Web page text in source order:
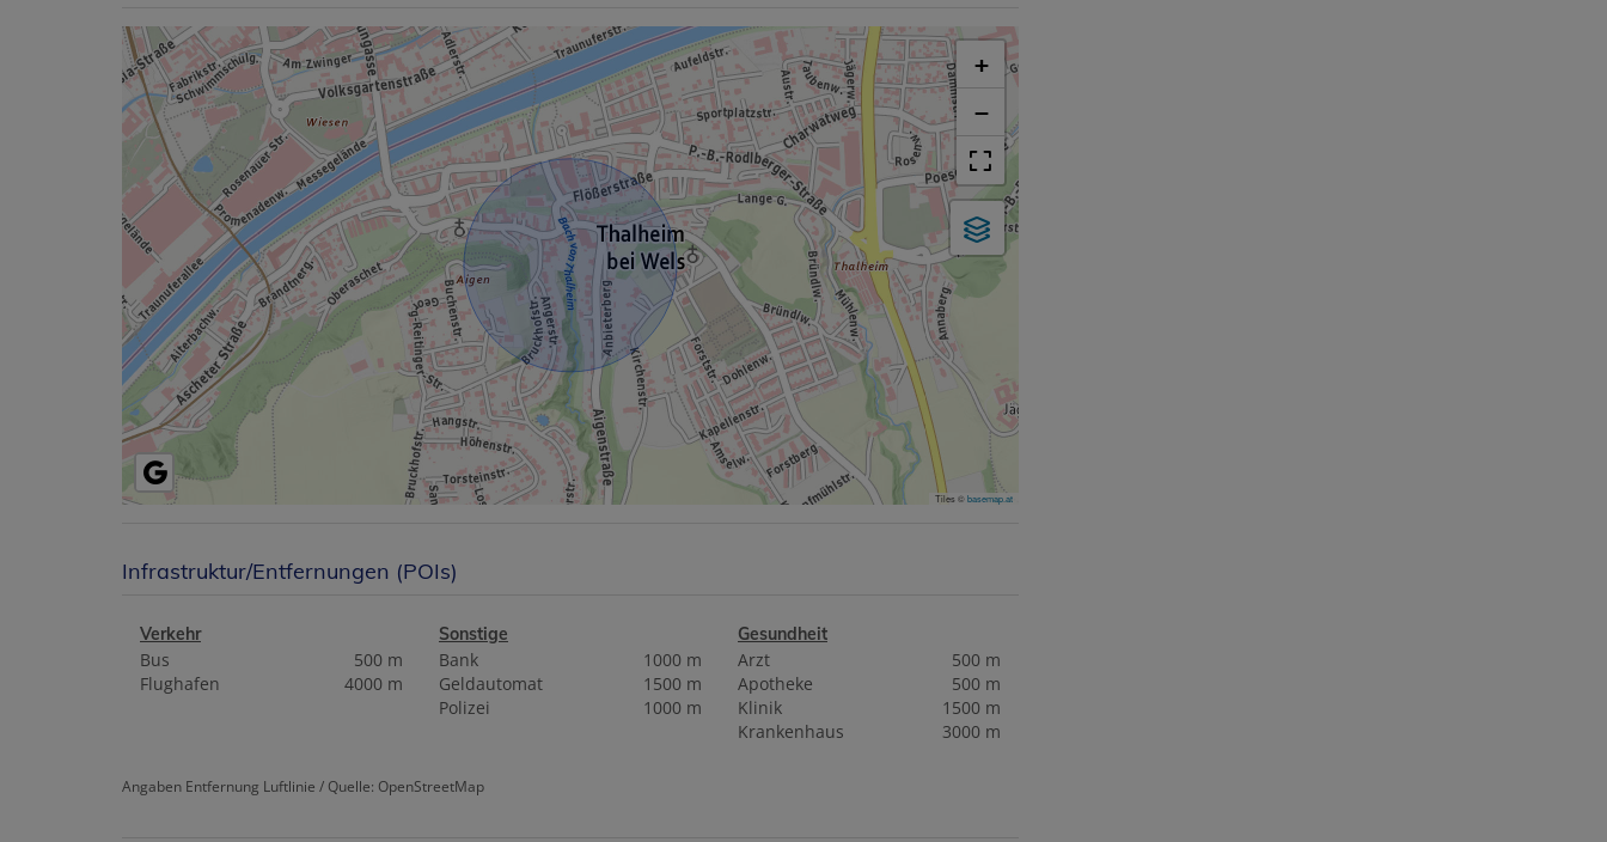
+
−
Tiles ©basemap.at
Infrastruktur/Entfernungen (POIs)
Verkehr
Bus
500 m
Flughafen
4000 m
Sonstige
Bank
1000 m
Geldautomat
1500 m
Polizei
1000 m
Gesundheit
Arzt
500 m
Apotheke
500 m
Klinik
1500 m
Krankenhaus
3000 m
Angaben Entfernung Luftlinie / Quelle: OpenStreetMap